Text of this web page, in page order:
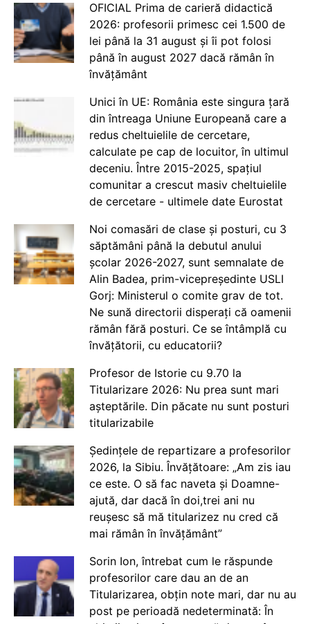
OFICIAL Prima de carieră didactică
2026: profesorii primesc cei 1.500 de
lei până la 31 august și îi pot folosi
până în august 2027 dacă rămân în
învățământ
Unici în UE: România este singura țară
din întreaga Uniune Europeană care a
redus cheltuielile de cercetare,
calculate pe cap de locuitor, în ultimul
deceniu. Între 2015-2025, spațiul
comunitar a crescut masiv cheltuielile
de cercetare - ultimele date Eurostat
Noi comasări de clase și posturi, cu 3
săptămâni până la debutul anului
școlar 2026-2027, sunt semnalate de
Alin Badea, prim-vicepreședinte USLI
Gorj: Ministerul o comite grav de tot.
Ne sună directorii disperați că oamenii
rămân fără posturi. Ce se întâmplă cu
învățătorii, cu educatorii?
Profesor de Istorie cu 9.70 la
Titularizare 2026: Nu prea sunt mari
așteptările. Din păcate nu sunt posturi
titularizabile
Ședințele de repartizare a profesorilor
2026, la Sibiu. Învățătoare: „Am zis iau
ce este. O să fac naveta și Doamne-
ajută, dar dacă în doi,trei ani nu
reușesc să mă titularizez nu cred că
mai rămân în învățământ”
Sorin Ion, întrebat cum le răspunde
profesorilor care dau an de an
Titularizarea, obțin note mari, dar nu au
post pe perioadă nedeterminată: În